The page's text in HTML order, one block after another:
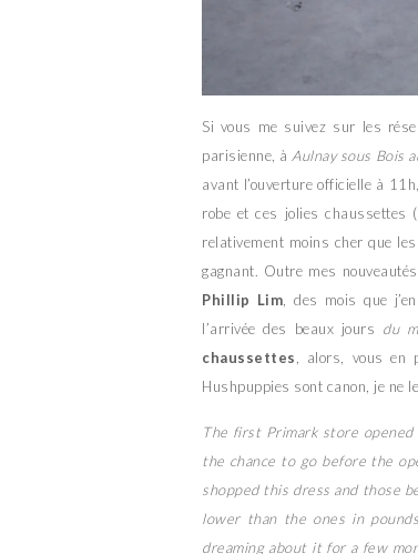
Si vous me suivez sur les
parisienne, à Aulnay sous Bois
avant l’ouverture officielle à
robe et ces jolies chaussettes (
relativement moins cher que
gagnant. Outre mes
Phillip Lim , des mois que
l’arrivée des beaux jours du
chaussettes , alors, vous en
Hushpuppies sont canon, je ne
The first Primark store
the chance to go before the
shopped this dress and those
lower than the ones in
dreaming about it for a few